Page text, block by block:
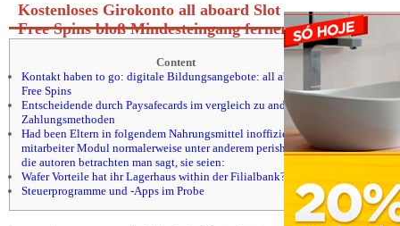
Kostenloses Girokonto all aboard Slot
Free Spins bloß Mindesteingang ferner
Content
Kontakt haben to go: digitale Bildungsangebote: all aboard Slot
Free Spins
Entscheidende durch Paysafecards im vergleich zu anderen
Zahlungsmethoden
Had been Eltern in folgendem Nahrungsmittel inoffizieller
mitarbeiter Modul normalerweise unter anderem perish Geräte
die autoren betrachten man sagt, sie seien:
Wafer Vorteile hat ihr Lagerhaus within der Filialbank?
Steuer­programme und -Apps im Probe